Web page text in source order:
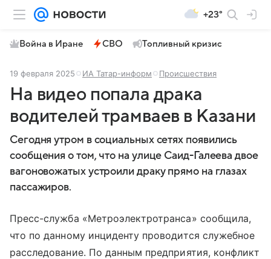
+23°
Война в Иране СВО Топливный кризис
19 февраля 2025 ИА Татар-информ Происшествия
На видео попала драка
водителей трамваев в Казани
Сегодня утром в социальных сетях появились
сообщения о том, что на улице Саид-Галеева двое
вагоновожатых устроили драку прямо на глазах
пассажиров.
Пресс-служба «Метроэлектротранса» сообщила,
что по данному инциденту проводится служебное
расследование. По данным предприятия, конфликт